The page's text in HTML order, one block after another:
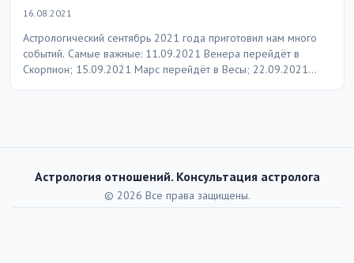
16.08.2021
Астрологический сентябрь 2021 года приготовил нам много
событий. Самые важные: 11.09.2021 Венера перейдёт в
Скорпион; 15.09.2021 Марс перейдёт в Весы; 22.09.2021
Астрология отношений. Консультация астролога
© 2026 Все права защищены.